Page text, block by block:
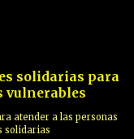
solidarias para
vulnerables
atender a las personas
solidarias